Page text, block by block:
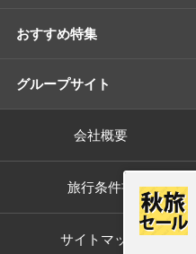
おすすめ特集
グループサイト
会社概要
旅行条件書
サイトマップ